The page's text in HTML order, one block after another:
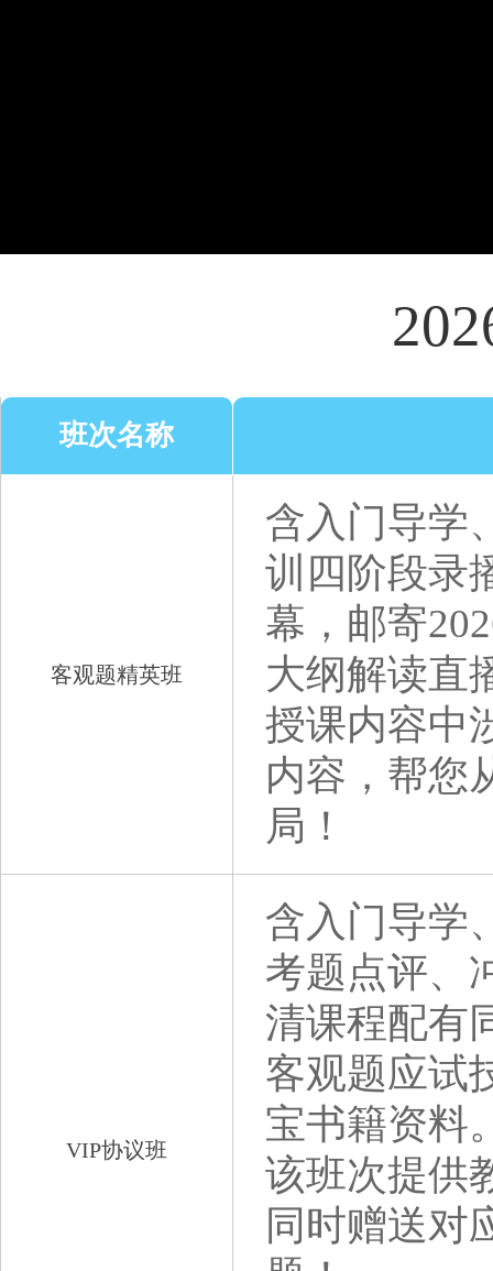
班次名称
客观题精英班
含入门导学
训四阶段录
幕，邮寄
大纲解读直
授课内容中
内容，帮您
局！
VIP协议班
含入门导学
考题点评、
清课程配有
客观题应试
宝书籍资料
该班次提供
同时赠送对